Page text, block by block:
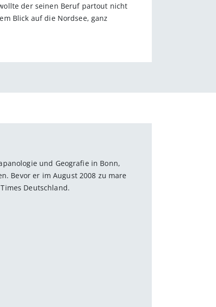
der seinen Beruf partout nicht
Blick auf die Nordsee, ganz
und Geografie in Bonn,
Bevor er im August 2008 zu mare
Deutschland.